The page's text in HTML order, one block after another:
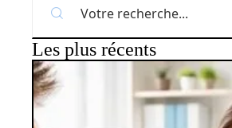
Les plus récents